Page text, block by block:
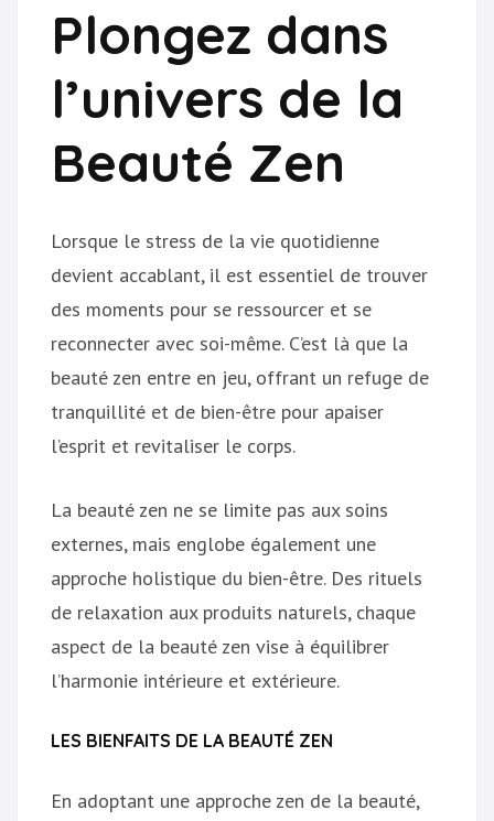
Plongez dans
l’univers de la
Beauté Zen
Lorsque le stress de la vie quotidienne
devient accablant, il est essentiel de trouver
des moments pour se ressourcer et se
reconnecter avec soi-même. C’est là que la
beauté zen entre en jeu, offrant un refuge de
tranquillité et de bien-être pour apaiser
l’esprit et revitaliser le corps.
La beauté zen ne se limite pas aux soins
externes, mais englobe également une
approche holistique du bien-être. Des rituels
de relaxation aux produits naturels, chaque
aspect de la beauté zen vise à équilibrer
l’harmonie intérieure et extérieure.
LES BIENFAITS DE LA BEAUTÉ ZEN
En adoptant une approche zen de la beauté,